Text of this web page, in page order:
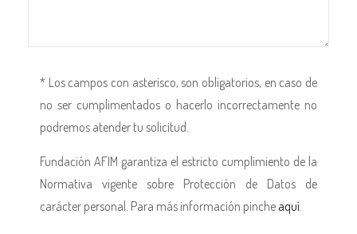
* Los campos con asterisco, son obligatorios, en caso de
no ser cumplimentados o hacerlo incorrectamente no
podremos atender tu solicitud.
Fundación AFIM garantiza el estricto cumplimiento de la
Normativa vigente sobre Protección de Datos de
carácter personal. Para más información pinche aquí